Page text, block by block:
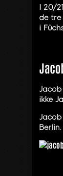
I 20/
de tre
i
ikke
Berlin.